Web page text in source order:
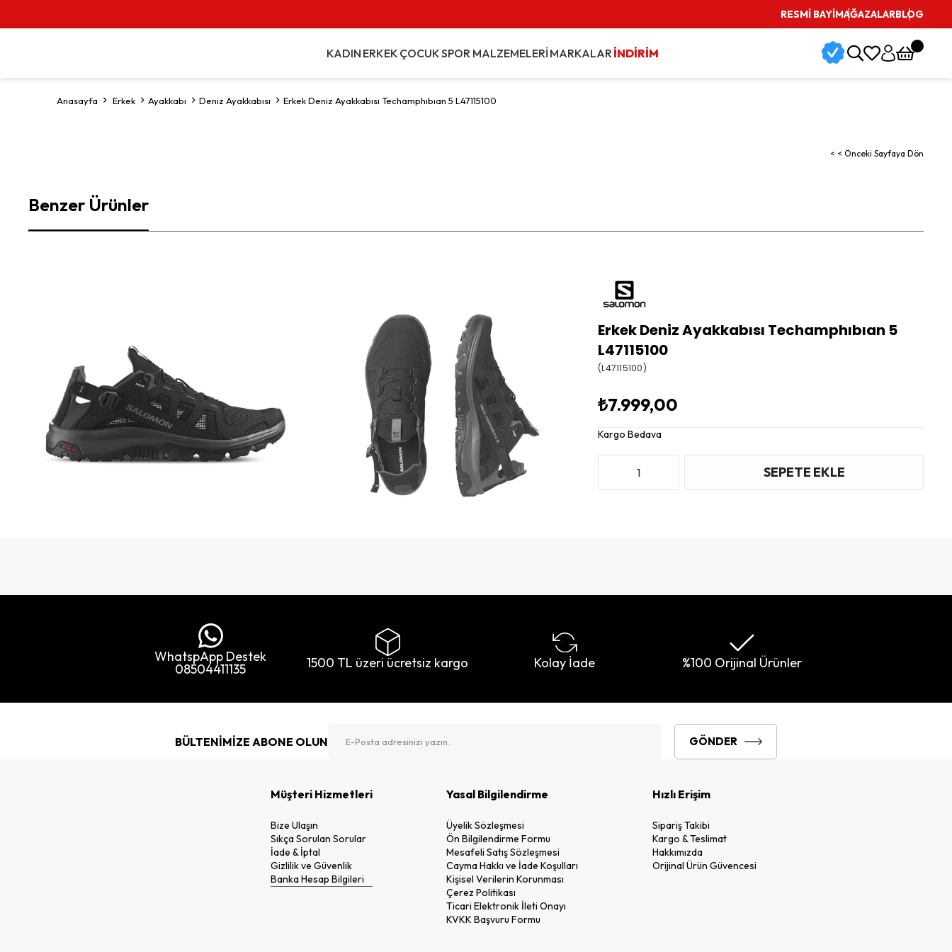
RESMİ BAYİMAĞAZALARBLOG
KADIN ERKEK ÇOCUKSPOR MALZEMELERİ MARKALARİNDİRİM
Anasayfa Erkek Ayakkabı Deniz Ayakkabısı Erkek Deniz Ayakkabısı Techamphıbıan 5 L47115100
< < Önceki Sayfaya Dön
Benzer Ürünler
Erkek Deniz Ayakkabısı Techamphıbıan 5
L47115100
(L47115100)
₺7.999,00
Kargo Bedava
WhatspApp Destek
08504411135 1500 TL üzeri ücretsiz kargo Kolay İade %100 Orijinal Ürünler
BÜLTENİMİZE ABONE OLUN GÖNDER
Müşteri Hizmetleri
Bize Ulaşın
Sıkça Sorulan Sorular
İade & İptal
Gizlilik ve Güvenlik
Banka Hesap Bilgileri
Yasal Bilgilendirme
Üyelik Sözleşmesi
Ön Bilgilendirme Formu
Mesafeli Satış Sözleşmesi
Cayma Hakkı ve İade Koşulları
Kişisel Verilerin Korunması
Çerez Politikası
Ticari Elektronik İleti Onayı
KVKK Başvuru Formu
Hızlı Erişim
Sipariş Takibi
Kargo & Teslimat
Hakkımızda
Orijinal Ürün Güvencesi